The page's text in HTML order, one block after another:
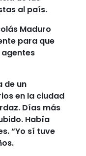
al país.
Maduro
para que
de un
en la ciudad
. Días más
Había
“Yo sí tuve